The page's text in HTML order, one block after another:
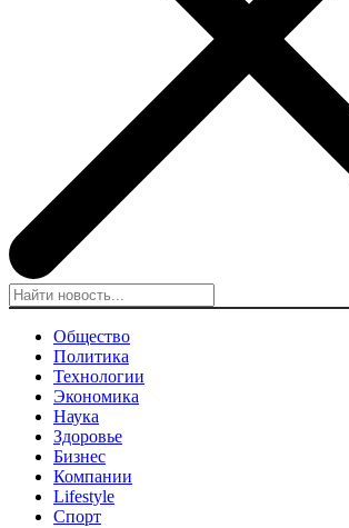
Общество
Политика
Технологии
Экономика
Наука
Здоровье
Бизнес
Компании
Lifestyle
Спорт